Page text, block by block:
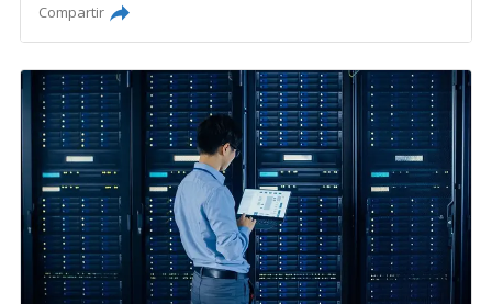
Compartir